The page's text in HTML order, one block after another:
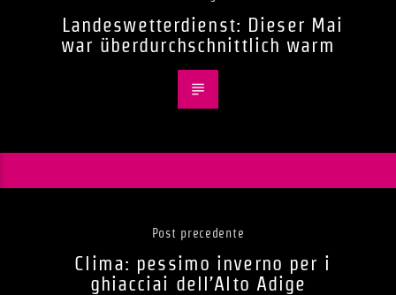
Landeswetterdienst: Dieser Mai
war überdurchschnittlich warm
Post precedente
Clima: pessimo inverno per i
ghiacciai dell’Alto Adige